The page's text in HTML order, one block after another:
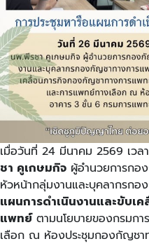
เมื่อวันที่ 24 มีนาคม 2569 เวล
ชา คูเกษมกิจ ผู้อำนวยการกอ
หัวหน้ากลุ่มงานและบุคลากรก
แผนการดำเนินงานและขับเ
แพทย์ตามนโยบายของกรมกา
เลือก ณ ห้องประชุมกองกัญชา